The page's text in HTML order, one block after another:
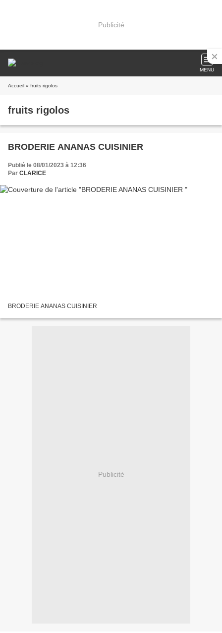
Publicité
MENU
Accueil » fruits rigolos
fruits rigolos
BRODERIE ANANAS CUISINIER
Publié le 08/01/2023 à 12:36
Par CLARICE
BRODERIE ANANAS CUISINIER
Publicité